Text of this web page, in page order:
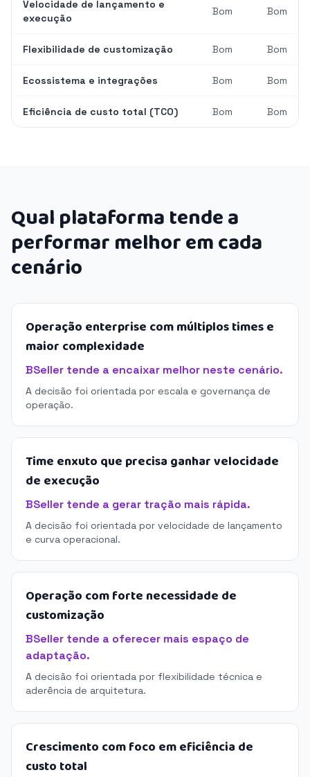
Velocidade de lançamento e
execução
Bom Bom
Flexibilidade de customização Bom Bom
Ecossistema e integrações Bom Bom
Eficiência de custo total (TCO) Bom Bom
Qual plataforma tende a
performar melhor em cada
cenário
Operação enterprise com múltiplos times e
maior complexidade
BSeller tende a encaixar melhor neste cenário.
A decisão foi orientada por escala e governança de
operação.
Time enxuto que precisa ganhar velocidade
de execução
BSeller tende a gerar tração mais rápida.
A decisão foi orientada por velocidade de lançamento
e curva operacional.
Operação com forte necessidade de
customização
BSeller tende a oferecer mais espaço de
adaptação.
A decisão foi orientada por flexibilidade técnica e
aderência de arquitetura.
Crescimento com foco em eficiência de
custo total